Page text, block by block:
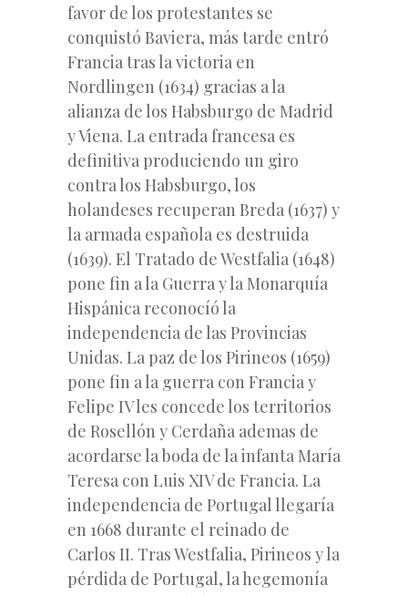
favor de los protestantes se
conquistó Baviera, más tarde entró
Francia tras la victoria en
Nordlingen (1634) gracias a la
alianza de los Habsburgo de Madrid
y Viena. La entrada francesa es
definitiva produciendo un giro
contra los Habsburgo, los
holandeses recuperan Breda (1637) y
la armada española es destruida
(1639). El Tratado de Westfalia (1648)
pone fin a la Guerra y la Monarquía
Hispánica reconocíó la
independencia de las Provincias
Unidas. La paz de los Pirineos (1659)
pone fin a la guerra con Francia y
Felipe IV les concede los territorios
de Rosellón y Cerdaña ademas de
acordarse la boda de la infanta María
Teresa con Luis XIV de Francia. La
independencia de Portugal llegaría
en 1668 durante el reinado de
Carlos II. Tras Westfalia, Pirineos y la
pérdida de Portugal, la hegemonía